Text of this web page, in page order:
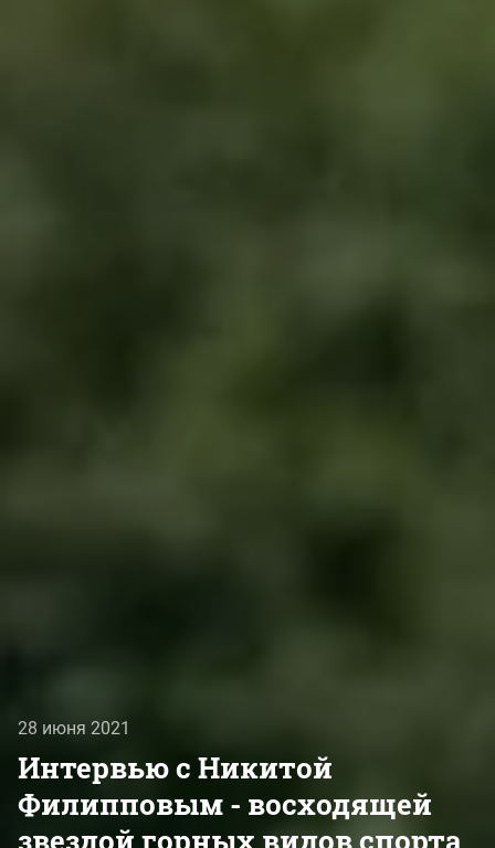
28 июня 2021
Интервью с Никитой
Филипповым - восходящей
звездой горных видов спорта